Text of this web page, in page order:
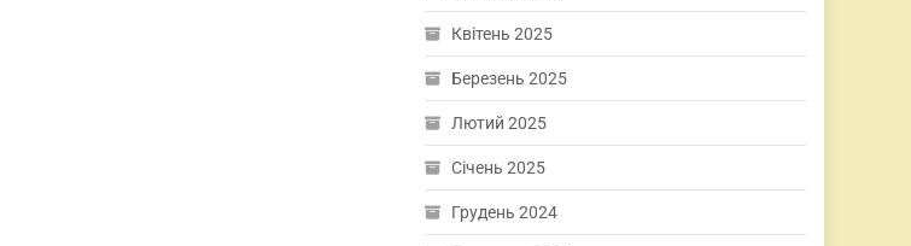
Квітень 2025
Березень 2025
Лютий 2025
Січень 2025
Грудень 2024